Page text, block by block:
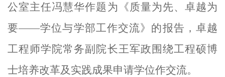
公室主任冯慧华作题为《质量为先、卓越为
要——学位与学部工作交流》的报告，卓越
工程师学院常务副院长王军政围绕工程硕博
士培养改革及实践成果申请学位作交流。